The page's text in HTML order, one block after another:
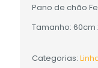
Pano de chão
Tamanho: 60cm
Categorias: